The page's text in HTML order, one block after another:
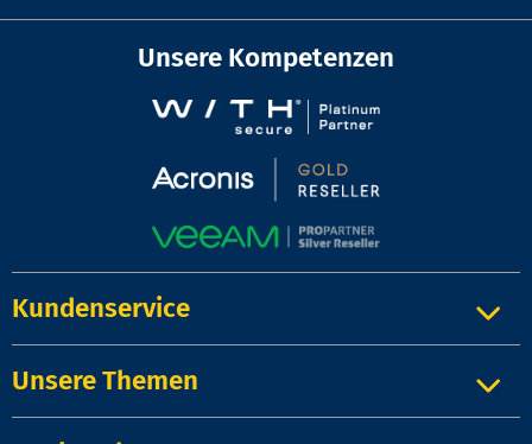
Unsere Kompetenzen
Kundenservice
Unsere Themen